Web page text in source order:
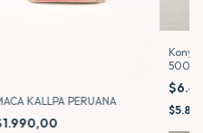
KALLPA PERUANA
Kony
500ml